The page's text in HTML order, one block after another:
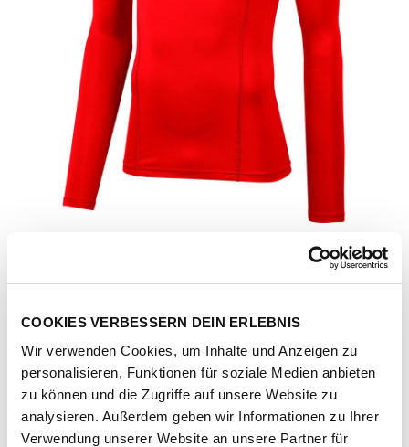
COOKIES VERBESSERN DEIN ERLEBNIS
Wir verwenden Cookies, um Inhalte und Anzeigen zu
personalisieren, Funktionen für soziale Medien anbieten
zu können und die Zugriffe auf unsere Website zu
analysieren. Außerdem geben wir Informationen zu Ihrer
Verwendung unserer Website an unsere Partner für
Artikel-Nr.655920-01-red
Farbe red